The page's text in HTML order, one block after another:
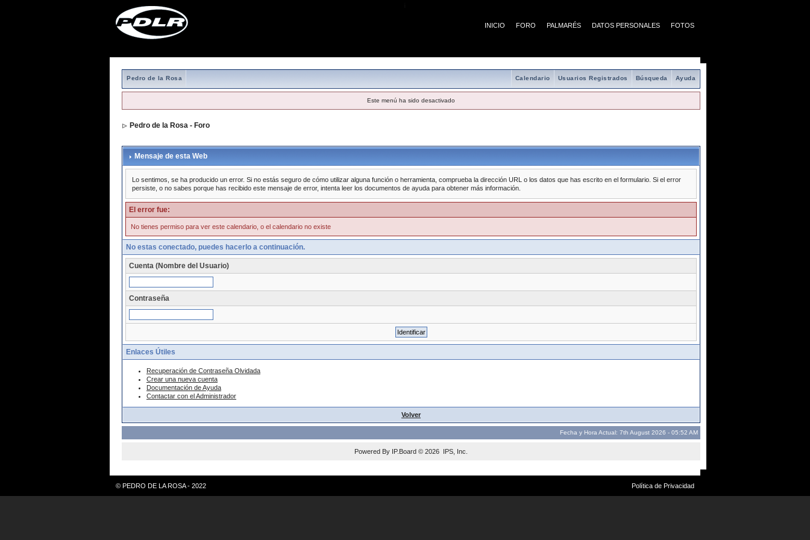
INICIO FORO PALMARÉS DATOS PERSONALES FOTOS
Pedro de la Rosa Ayuda
Búsqueda
Usuarios Registrados
Calendario
Este menú ha sido desactivado
Pedro de la Rosa - Foro
Mensaje de esta Web
Lo sentimos, se ha producido un error. Si no estás seguro de cómo utilizar alguna función o herramienta, comprueba la dirección URL o los datos que has escrito en el formulario. Si el error
persiste, o no sabes porque has recibido este mensaje de error, intenta leer los documentos de ayuda para obtener más información.
El error fue:
No tienes permiso para ver este calendario, o el calendario no existe
No estas conectado, puedes hacerlo a continuación.
Cuenta (Nombre del Usuario)
Contraseña
Enlaces Útiles
Recuperación de Contraseña Olvidada
Crear una nueva cuenta
Documentación de Ayuda
Contactar con el Administrador
Volver
Fecha y Hora Actual: 7th August 2026 - 05:52 AM
Powered By IP.Board © 2026 IPS, Inc
© PEDRO DE LA ROSA - 2022 Política de Privacidad